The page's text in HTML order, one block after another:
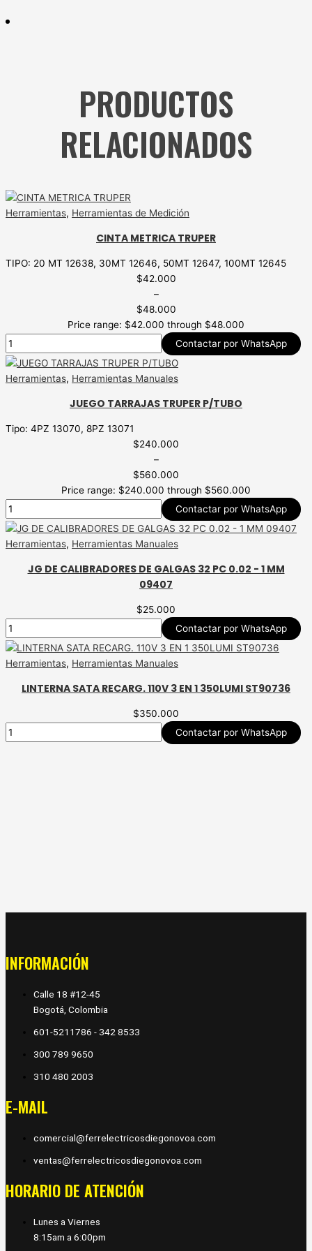
PRODUCTOS
RELACIONADOS
Herramientas, Herramientas de Medición
CINTA METRICA TRUPER
TIPO: 20 MT 12638, 30MT 12646, 50MT 12647, 100MT 12645
$42.000
–
$48.000
Price range: $42.000 through $48.000
Contactar por WhatsApp
Herramientas, Herramientas Manuales
JUEGO TARRAJAS TRUPER P/TUBO
Tipo: 4PZ 13070, 8PZ 13071
$240.000
–
$560.000
Price range: $240.000 through $560.000
Contactar por WhatsApp
Herramientas, Herramientas Manuales
JG DE CALIBRADORES DE GALGAS 32 PC 0.02 - 1 MM
09407
$25.000
Contactar por WhatsApp
Herramientas, Herramientas Manuales
LINTERNA SATA RECARG. 110V 3 EN 1 350LUMI ST90736
$350.000
Contactar por WhatsApp
INFORMACIÓN
Calle 18 #12-45
Bogotá, Colombia
601-5211786 - 342 8533
300 789 9650
310 480 2003
E-MAIL
comercial@ferrelectricosdiegonovoa.com
ventas@ferrelectricosdiegonovoa.com
HORARIO DE ATENCIÓN
Lunes a Viernes
8:15am a 6:00pm